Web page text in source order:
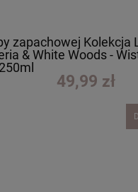
zapachowej Kolekcja
& White Woods -
49,99 zł